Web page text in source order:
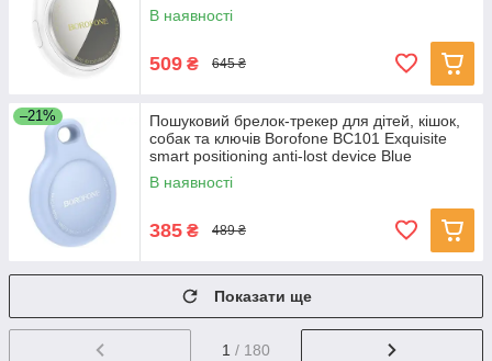
В наявності
509 ₴ 645 ₴
–21%
Пошуковий брелок-трекер для дітей, кішок,
собак та ключів Borofone BC101 Exquisite
smart positioning anti-lost device Blue
В наявності
385 ₴ 489 ₴
Показати ще
1 / 180